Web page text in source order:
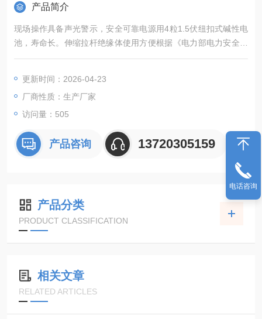
产品简介
现场操作具备声光警示，安全可靠电源用4粒1.5伏纽扣式碱性电
池，寿命长。伸缩拉杆绝缘体使用方便根据《电力部电力安全工
器具质量监督检验测试中心》标准生产
更新时间：2026-04-23
厂商性质：生产厂家
访问量：505
产品咨询 13720305159
产品分类
PRODUCT CLASSIFICATION
相关文章
RELATED ARTICLES
电话咨询